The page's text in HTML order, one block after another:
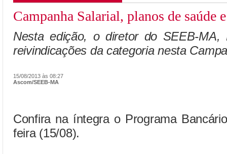
Campanha Salarial, planos de saúde
Nesta edição, o diretor do SEEB-MA,
reivindicações da categoria nesta
15/08/2013 às 08:27
Ascom/SEEB-MA
Confira na íntegra o Programa
feira (15/08).